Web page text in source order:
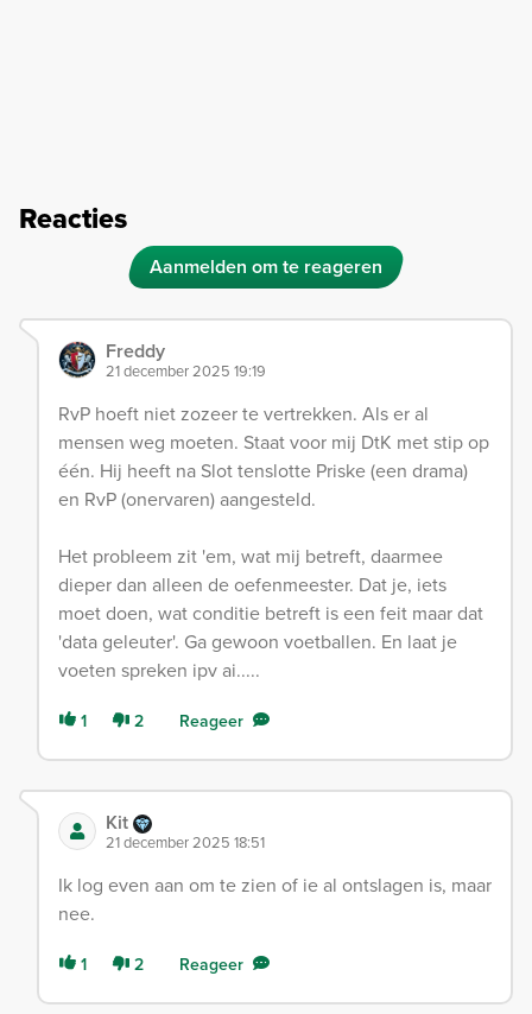
Reacties
Aanmelden om te reageren
Freddy
21 december 2025 19:19
RvP hoeft niet zozeer te vertrekken. Als er al
mensen weg moeten. Staat voor mij DtK met stip op
één. Hij heeft na Slot tenslotte Priske (een drama)
en RvP (onervaren) aangesteld.
Het probleem zit 'em, wat mij betreft, daarmee
dieper dan alleen de oefenmeester. Dat je, iets
moet doen, wat conditie betreft is een feit maar dat
'data geleuter'. Ga gewoon voetballen. En laat je
voeten spreken ipv ai.....
1 2 Reageer
Kit
21 december 2025 18:51
Ik log even aan om te zien of ie al ontslagen is, maar
nee.
1 2 Reageer